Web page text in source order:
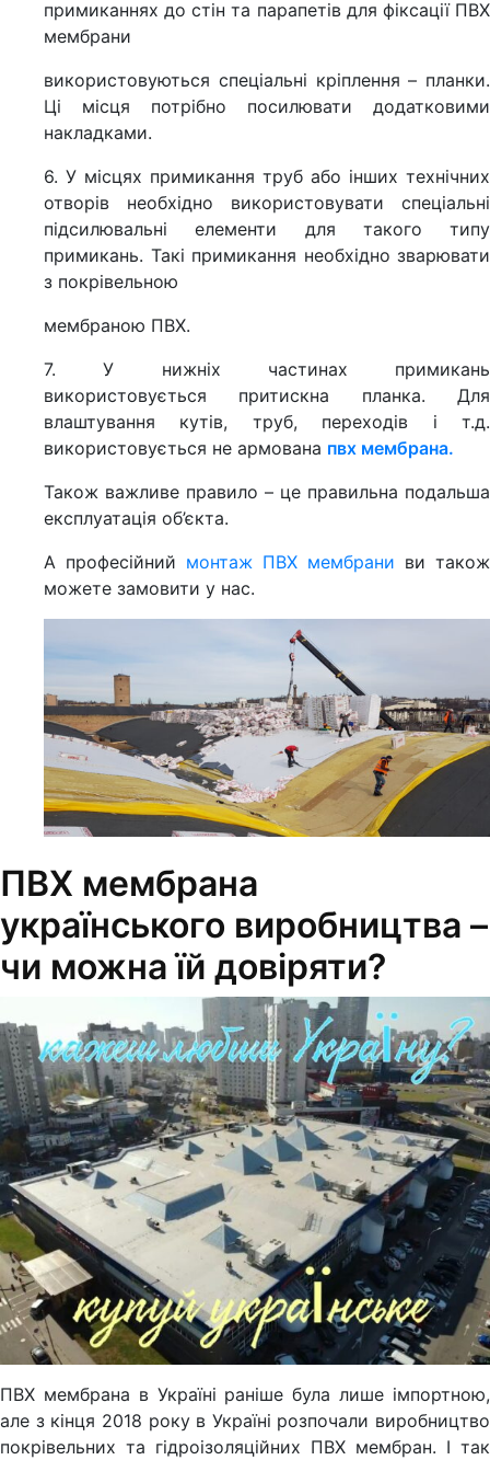
примиканнях до стін та парапетів для фіксації ПВХ
мембрани
використовуються спеціальні кріплення – планки.
Ці місця потрібно посилювати додатковими
накладками.
6. У місцях примикання труб або інших технічних
отворів необхідно використовувати спеціальні
підсилювальні елементи для такого типу
примикань. Такі примикання необхідно зварювати
з покрівельною
мембраною ПВХ.
7. У нижніх частинах примикань
використовується притискна планка. Для
влаштування кутів, труб, переходів і т.д.
використовується не армована пвх мембрана.
Також важливе правило – це правильна подальша
експлуатація об’єкта.
А професійний монтаж ПВХ мембрани ви також
можете замовити у нас.
ПВХ мембрана
українського виробництва –
чи можна їй довіряти?
ПВХ мембрана в Україні раніше була лише імпортною,
але з кінця 2018 року в Україні розпочали виробництво
покрівельних та гідроізоляційних ПВХ мембран. І так